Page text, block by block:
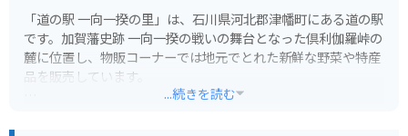
「道の駅 一向一揆の里」は、石川県河北郡津幡町にある道の駅
です。加賀藩史跡 一向一揆の戦いの舞台となった倶利伽羅峠の
麓に位置し、物販コーナーでは地元でとれた新鮮な野菜や特産
品を販売しています。
...続きを読む